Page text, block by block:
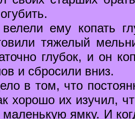
ему копать
тяжелый
глубок, и он
и сбросили вниз.
в том, что
хорошо их изучил,
маленькую ямку. И